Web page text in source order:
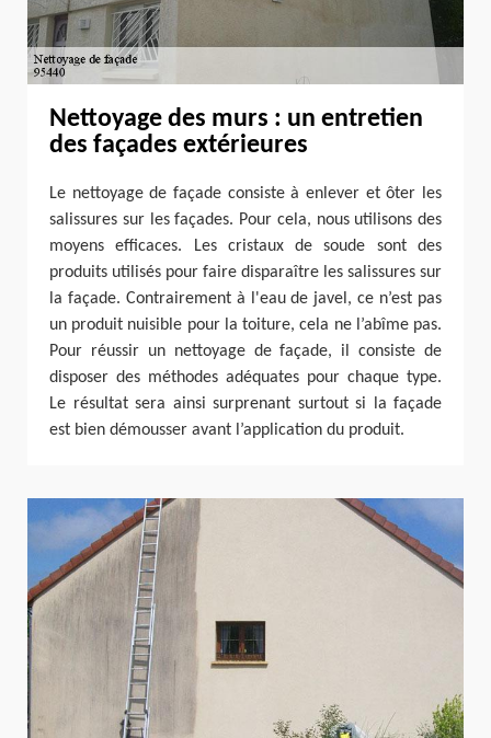
Nettoyage des murs : un entretien
des façades extérieures
Le nettoyage de façade consiste à enlever et ôter les
salissures sur les façades. Pour cela, nous utilisons des
moyens efficaces. Les cristaux de soude sont des
produits utilisés pour faire disparaître les salissures sur
la façade. Contrairement à l'eau de javel, ce n’est pas
un produit nuisible pour la toiture, cela ne l’abîme pas.
Pour réussir un nettoyage de façade, il consiste de
disposer des méthodes adéquates pour chaque type.
Le résultat sera ainsi surprenant surtout si la façade
est bien démousser avant l’application du produit.